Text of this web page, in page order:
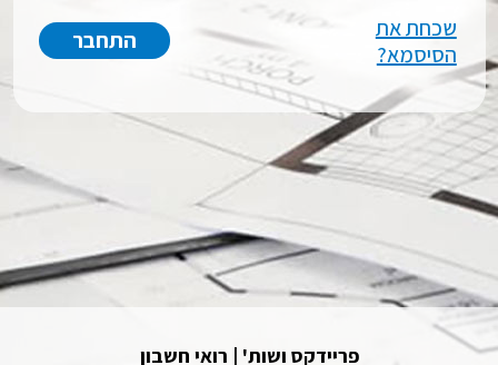
שכחת את
הסיסמא?
פריידקס ושות' | רואי חשבון